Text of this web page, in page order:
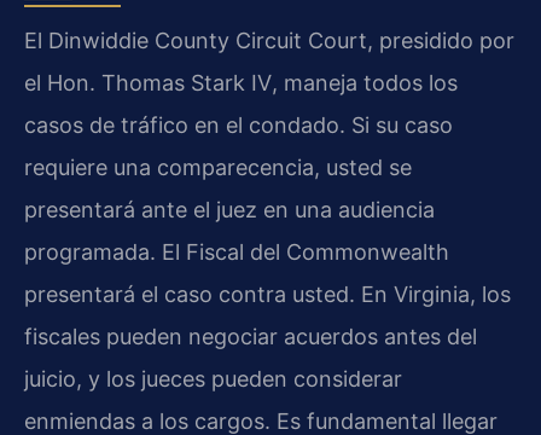
El Dinwiddie County Circuit Court, presidido por
el Hon. Thomas Stark IV, maneja todos los
casos de tráfico en el condado. Si su caso
requiere una comparecencia, usted se
presentará ante el juez en una audiencia
programada. El Fiscal del Commonwealth
presentará el caso contra usted. En Virginia, los
fiscales pueden negociar acuerdos antes del
juicio, y los jueces pueden considerar
enmiendas a los cargos. Es fundamental llegar